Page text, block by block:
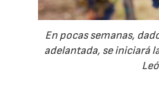
En pocas semanas,
adelantada, se iniciará